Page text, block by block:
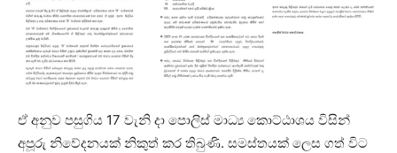
ඒ අනුව පසුගිය 17 වැනි දා පොලිස් මාධ්‍ය කොට්ඨාශය විසින්
අපූරු නිවේදනයක් නිකුත් කර තිබුණි. සමස්තයක් ලෙස ගත් විට